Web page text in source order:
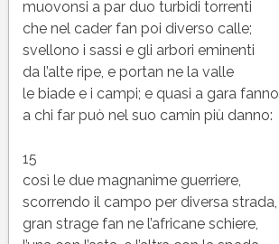
muovonsi a par duo turbidi torrenti
che nel cader fan poi diverso calle;
svellono i sassi e gli arbori eminenti
da l’alte ripe, e portan ne la valle
le biade e i campi; e quasi a gara fanno
a chi far può nel suo camin più danno:
15
così le due magnanime guerriere,
scorrendo il campo per diversa strada,
gran strage fan ne l’africane schiere,